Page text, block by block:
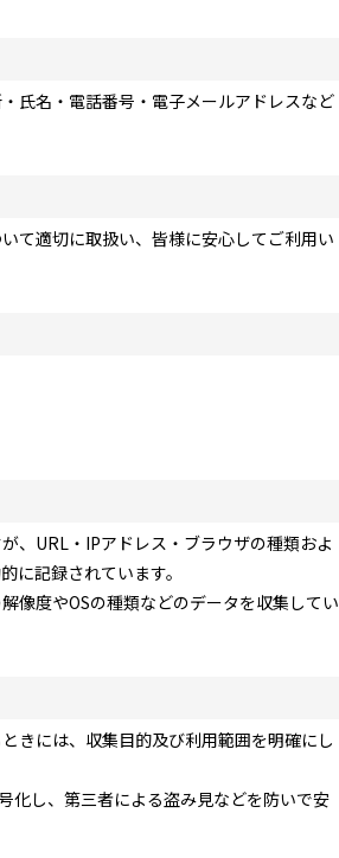
氏名・電話番号・電子メールアドレスなど
て適切に取扱い、皆様に安心してご利用い
、URL・IPアドレス・ブラウザの種類およ
に記録されています。
像度やOSの種類などのデータを収集してい
きには、収集目的及び利用範囲を明確にし
化し、第三者による盗み見などを防いで安